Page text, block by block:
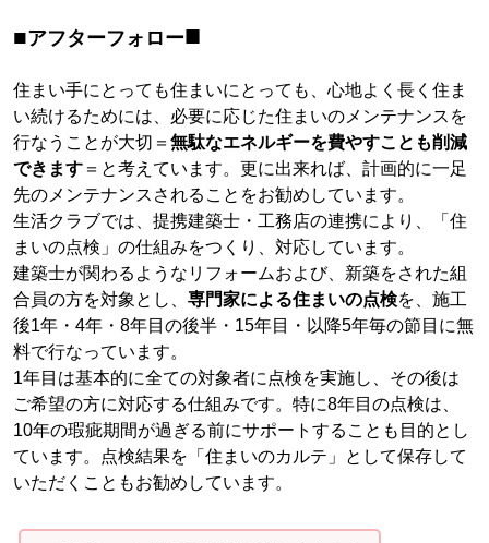
■アフターフォロー■
住まい手にとっても住まいにとっても、心地よく長く住ま
い続けるためには、必要に応じた住まいのメンテナンスを
行なうことが大切＝ 無駄なエネルギーを費やすことも削減
できます ＝と考えています。更に出来れば、計画的に一足
先のメンテナンスされることをお勧めしています。
生活クラブでは、提携建築士・工務店の連携により、「住
まいの点検」の仕組みをつくり、対応しています。
建築士が関わるようなリフォームおよび、新築をされた組
合員の方を対象とし、 専門家による住まいの点検を、施工
後1年・4年・8年目の後半・15年目・以降5年毎の節目に無
料で行なっています。
1年目は基本的に全ての対象者に点検を実施し、その後は
ご希望の方に対応する仕組みです。特に8年目の点検は、
10年の瑕疵期間が過ぎる前にサポートすることも目的とし
ています。点検結果を「住まいのカルテ」として保存して
いただくこともお勧めしています。